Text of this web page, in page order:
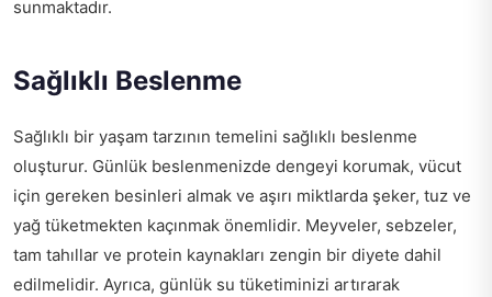
sunmaktadır.
Sağlıklı Beslenme
Sağlıklı bir yaşam tarzının temelini sağlıklı beslenme
oluşturur. Günlük beslenmenizde dengeyi korumak, vücut
için gereken besinleri almak ve aşırı miktlarda şeker, tuz ve
yağ tüketmekten kaçınmak önemlidir. Meyveler, sebzeler,
tam tahıllar ve protein kaynakları zengin bir diyete dahil
edilmelidir. Ayrıca, günlük su tüketiminizi artırarak